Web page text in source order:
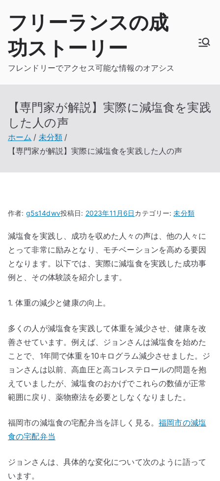
フリーランスの成
功ストーリー
フレンドリーでアクセス可能な情報のオアシス
【専門家が解説】実際に減塩食を実践
した人の声
ホーム
未分類
【専門家が解説】実際に減塩食を実践した人の声
作者: g5s14dwv投稿日: 2023年11月6日カテゴリー:未分類
減塩食を実践し、成功を収めた人々の声は、他の人々に
とって非常に励みとなり、モチベーションを高める要因
となります。以下では、実際に減塩食を実践した成功事
例と、その体験談を紹介します。
1. 体重の減少と健康の向上。
多くの人が減塩食を実践して体重を減少させ、健康を改
善させています。例えば、ジョンさんは減塩食を始めた
ことで、1年間で体重を10キログラム減少させました。ジ
ョンさんは以前、高血圧と高コレステロールの問題を抱
えていましたが、減塩食のおかげでこれらの数値が正常
範囲に戻り、薬物療法を必要としなくなりました。
福岡市の減塩食の宅配弁当を詳しく見る。福岡市の減塩
食の宅配弁当
ジョンさんは、具体的な変化について次のように語って
います。